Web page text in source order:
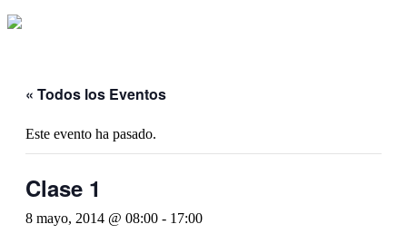
« Todos los Eventos
Este evento ha pasado.
Clase 1
8 mayo, 2014 @ 08:00 - 17:00